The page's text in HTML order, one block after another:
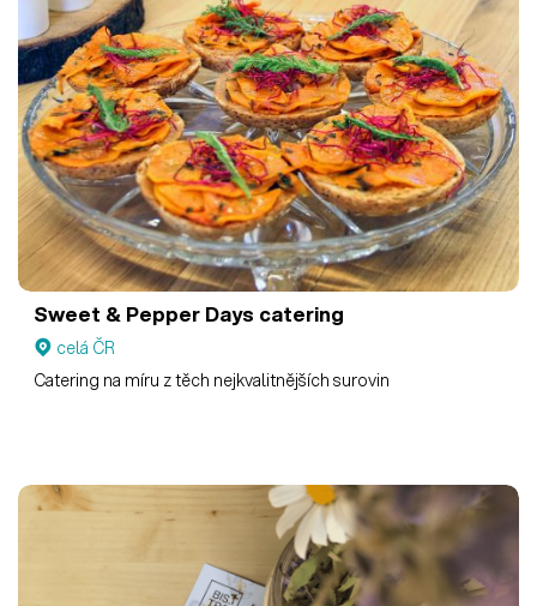
Sweet & Pepper Days catering
celá ČR
Catering na míru z těch nejkvalitnějších surovin